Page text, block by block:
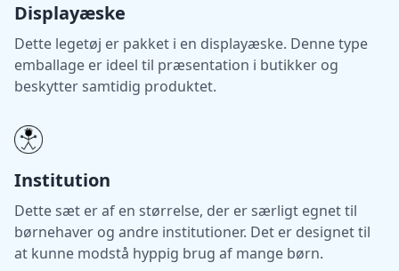
Displayæske
Dette legetøj er pakket i en displayæske. Denne type
emballage er ideel til præsentation i butikker og
beskytter samtidig produktet.
Institution
Dette sæt er af en størrelse, der er særligt egnet til
børnehaver og andre institutioner. Det er designet til
at kunne modstå hyppig brug af mange børn.